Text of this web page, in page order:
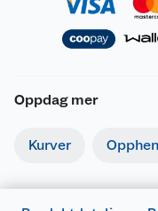
Oppdag mer
Kurver